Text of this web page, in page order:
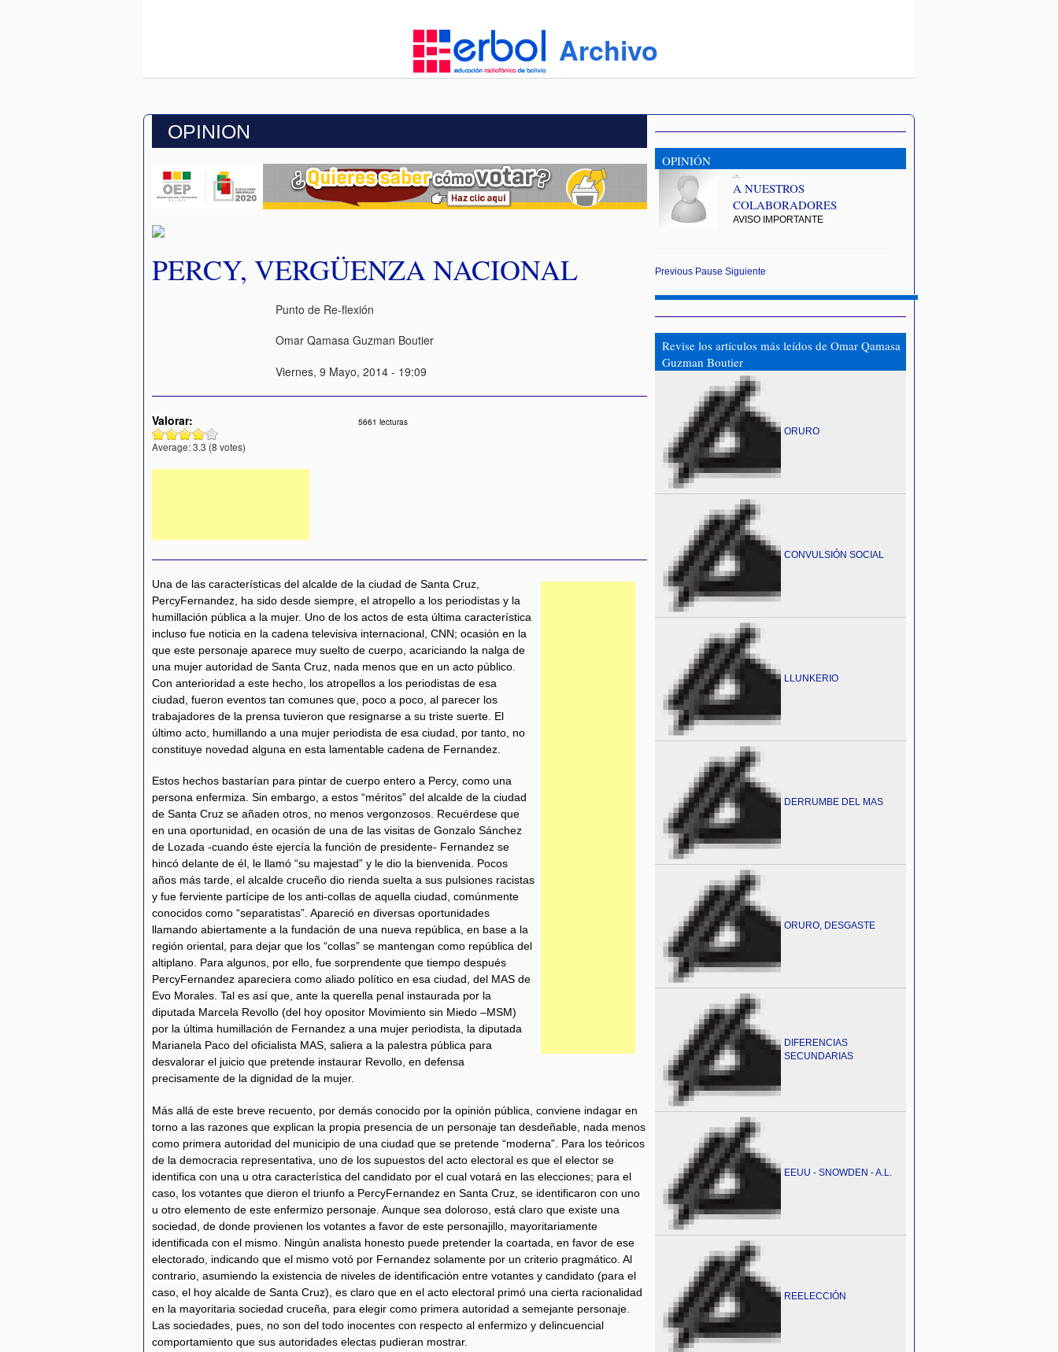
Archivo
OPINION
PERCY, VERGÜENZA NACIONAL
Punto de Re-flexión
Omar Qamasa Guzman Boutier
Viernes, 9 Mayo, 2014 - 19:09
Valorar:
Average:3.3 (8 votes)
5661 lecturas
Una de las características del alcalde de la ciudad de Santa Cruz,
PercyFernandez, ha sido desde siempre, el atropello a los periodistas y la
humillación pública a la mujer. Uno de los actos de esta última característica
incluso fue noticia en la cadena televisiva internacional, CNN; ocasión en la
que este personaje aparece muy suelto de cuerpo, acariciando la nalga de
una mujer autoridad de Santa Cruz, nada menos que en un acto público.
Con anterioridad a este hecho, los atropellos a los periodistas de esa
ciudad, fueron eventos tan comunes que, poco a poco, al parecer los
trabajadores de la prensa tuvieron que resignarse a su triste suerte. El
último acto, humillando a una mujer periodista de esa ciudad, por tanto, no
constituye novedad alguna en esta lamentable cadena de Fernandez.
Estos hechos bastarían para pintar de cuerpo entero a Percy, como una
persona enfermiza. Sin embargo, a estos “méritos” del alcalde de la ciudad
de Santa Cruz se añaden otros, no menos vergonzosos. Recuérdese que
en una oportunidad, en ocasión de una de las visitas de Gonzalo Sánchez
de Lozada -cuando éste ejercía la función de presidente- Fernandez se
hincó delante de él, le llamó “su majestad” y le dio la bienvenida. Pocos
años más tarde, el alcalde cruceño dio rienda suelta a sus pulsiones racistas
y fue ferviente partícipe de los anti-collas de aquella ciudad, comúnmente
conocidos como “separatistas”. Apareció en diversas oportunidades
llamando abiertamente a la fundación de una nueva república, en base a la
región oriental, para dejar que los “collas” se mantengan como república del
altiplano. Para algunos, por ello, fue sorprendente que tiempo después
PercyFernandez apareciera como aliado político en esa ciudad, del MAS de
Evo Morales. Tal es así que, ante la querella penal instaurada por la
diputada Marcela Revollo (del hoy opositor Movimiento sin Miedo –MSM)
por la última humillación de Fernandez a una mujer periodista, la diputada
Marianela Paco del oficialista MAS, saliera a la palestra pública para
desvalorar el juicio que pretende instaurar Revollo, en defensa
precisamente de la dignidad de la mujer.
Más allá de este breve recuento, por demás conocido por la opinión pública, conviene indagar en
torno a las razones que explican la propia presencia de un personaje tan desdeñable, nada menos
como primera autoridad del municipio de una ciudad que se pretende “moderna”. Para los teóricos
de la democracia representativa, uno de los supuestos del acto electoral es que el elector se
identifica con una u otra característica del candidato por el cual votará en las elecciones; para el
caso, los votantes que dieron el triunfo a PercyFernandez en Santa Cruz, se identificaron con uno
u otro elemento de este enfermizo personaje. Aunque sea doloroso, está claro que existe una
sociedad, de donde provienen los votantes a favor de este personajillo, mayoritariamente
identificada con el mismo. Ningún analista honesto puede pretender la coartada, en favor de ese
electorado, indicando que el mismo votó por Fernandez solamente por un criterio pragmático. Al
contrario, asumiendo la existencia de niveles de identificación entre votantes y candidato (para el
caso, el hoy alcalde de Santa Cruz), es claro que en el acto electoral primó una cierta racionalidad
en la mayoritaria sociedad cruceña, para elegir como primera autoridad a semejante personaje.
Las sociedades, pues, no son del todo inocentes con respecto al enfermizo y delincuencial
comportamiento que sus autoridades electas pudieran mostrar.
OPINIÓN
.-.
A NUESTROS
COLABORADORES
AVISO IMPORTANTE
Previous Pause Siguiente
Revise los artículos más leídos de Omar Qamasa
Guzman Boutier
ORURO
CONVULSIÓN SOCIAL
LLUNKERIO
DERRUMBE DEL MAS
ORURO, DESGASTE
DIFERENCIAS
SECUNDARIAS
EEUU - SNOWDEN - A.L.
REELECCIÓN